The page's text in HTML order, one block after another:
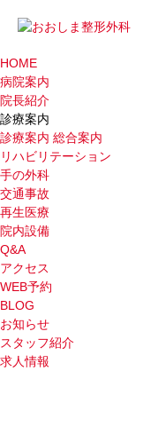
HOME
病院案内
院長紹介
診療案内
診療案内 総合案内
リハビリテーション
手の外科
交通事故
再生医療
院内設備
Q&A
アクセス
WEB予約
BLOG
お知らせ
スタッフ紹介
求人情報